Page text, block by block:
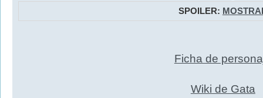
SPOILER:
Ficha de
Wiki de Gata